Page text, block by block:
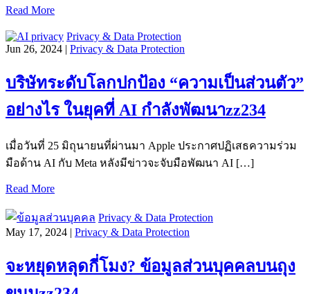
Read More
Privacy & Data Protection
Jun 26, 2024 | Privacy & Data Protection
บริษัทระดับโลกปกป้อง “ความเป็นส่วนตัว”
อย่างไร ในยุคที่ AI กำลังพัฒนาzz234
เมื่อวันที่ 25 มิถุนายนที่ผ่านมา Apple ประกาศปฏิเสธความร่วม
มือด้าน AI กับ Meta หลังมีข่าวจะจับมือพัฒนา AI […]
Read More
Privacy & Data Protection
May 17, 2024 | Privacy & Data Protection
จะหยุดหลุดกี่โมง? ข้อมูลส่วนบุคคลบนถุง